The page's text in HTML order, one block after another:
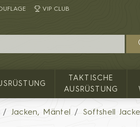
VIP CLUB
TAKTISCHE
AUSRÜSTUNG
Jacken, Mäntel Softshell